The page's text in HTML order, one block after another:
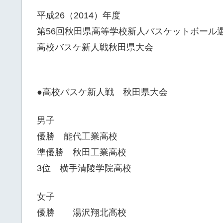
平成26（2014）年度
第56回秋田県高等学校新人バスケットボール
高校バスケ新人戦秋田県大会
●高校バスケ新人戦 秋田県大会
男子
優勝 能代工業高校
準優勝 秋田工業高校
3位 横手清陵学院高校
女子
優勝 湯沢翔北高校